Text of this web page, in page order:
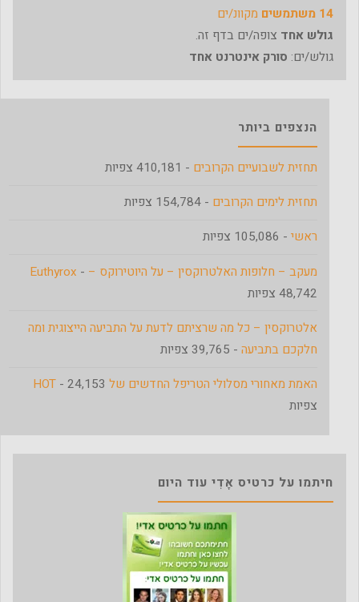
14 משתמשים
מקוונ/ים
גולש אחד צופה/ים בדף זה.
גולש/ים: סורק אינטרנט אחד
הנצפים ביותר
תחזית לשבועיים הקרובים - 410,181 צפיות
תחזית לימים הקרובים - 154,784 צפיות
ראשי - 105,086 צפיות
מעקב – חלופות האלטרוקסין – על היוטירוקס – Euthyrox -
48,742 צפיות
אלטרוקסין – כל מה שרציתם לדעת על התביעה הייצוגית ומה
חלקכם בתביעה - 39,765 צפיות
האמת מאחורי מסלולי הטריפל החדשים של HOT - 24,153
צפיות
חיתמו על כרטיס אָדִי עוד היום